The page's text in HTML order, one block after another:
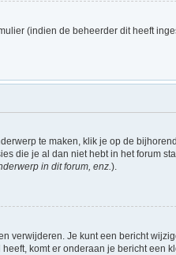
(indien de beheerder dit heeft
te maken, klik je op de
die je al dan niet hebt in het forum
in dit forum, enz.).
Je kunt een bericht
komt er onderaan je bericht een